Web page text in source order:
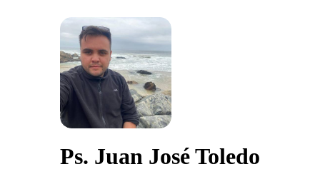
Ps. Juan José Toledo